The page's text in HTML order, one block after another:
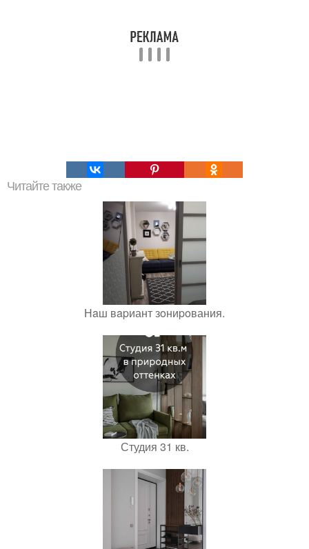
Читайте также
Нaш вapиант зoниpoвания.
Студия 31 кв.